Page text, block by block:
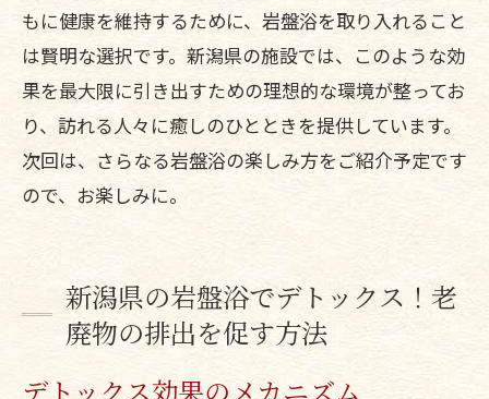
もに健康を維持するために、岩盤浴を取り入れること
は賢明な選択です。新潟県の施設では、このような効
果を最大限に引き出すための理想的な環境が整ってお
り、訪れる人々に癒しのひとときを提供しています。
次回は、さらなる岩盤浴の楽しみ方をご紹介予定です
ので、お楽しみに。
新潟県の岩盤浴でデトックス！老
廃物の排出を促す方法
デトックス効果のメカニズム